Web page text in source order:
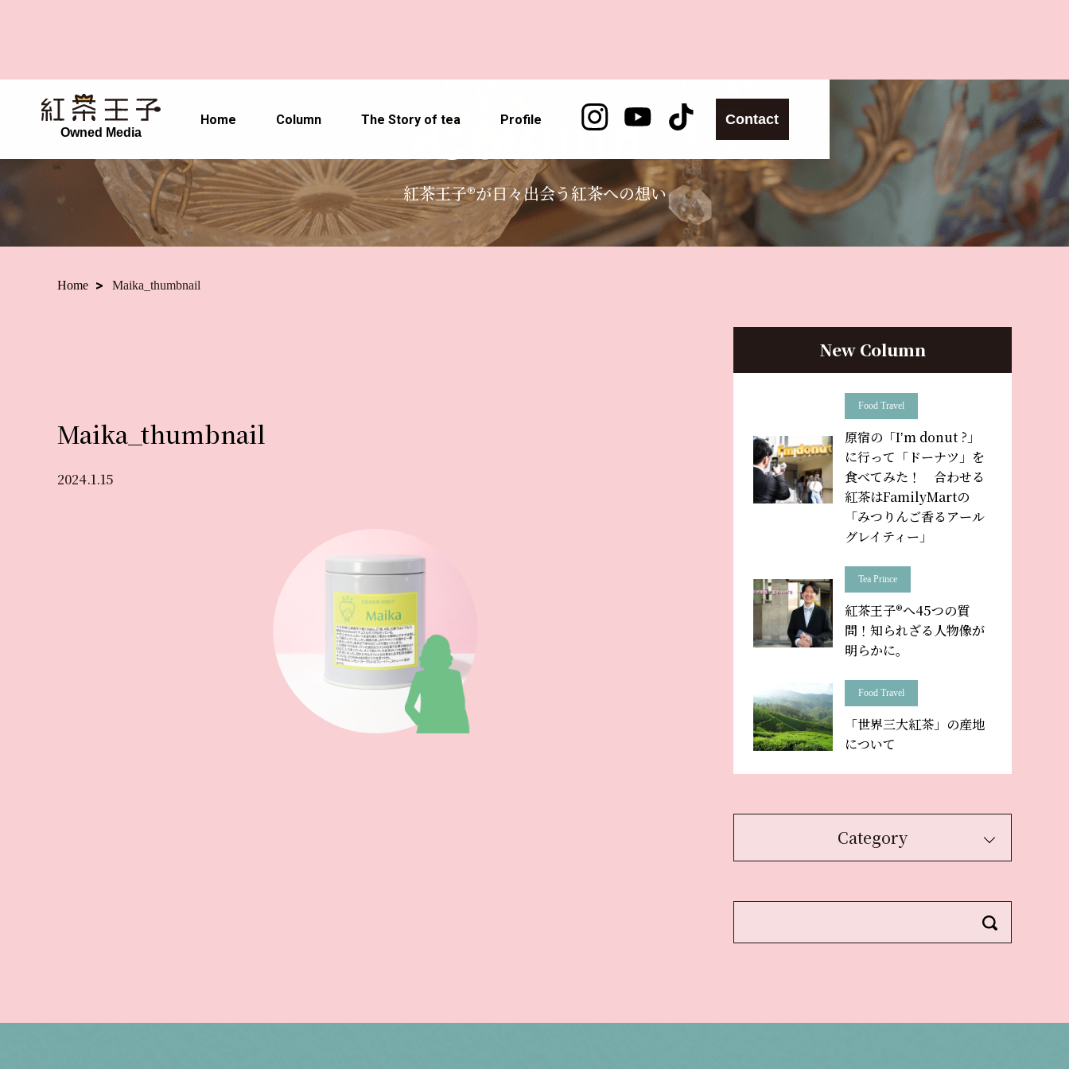
Owned Media
Home Column The Story of tea Profile Contact
Column
紅茶王子®が日々出会う紅茶への想い
Home Maika_thumbnail
Maika_thumbnail
2024.1.15
New Column
Food Travel
原宿の「Iʼm donut ?」
に行って「ドーナツ」を
食べてみた！ 合わせる
紅茶はFamilyMartの
「みつりんご香るアール
グレイティー」
Tea Prince
紅茶王子®へ45つの質
問！知られざる人物像が
明らかに。
Food Travel
「世界三大紅茶」の産地
について
Category